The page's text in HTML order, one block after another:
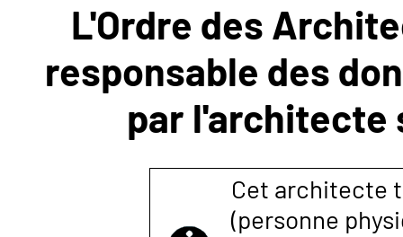
ANNEXE 4 CODT
CONTACTER
L'Ordre des
responsable des
par l'architecte
Cet architecte
(personne